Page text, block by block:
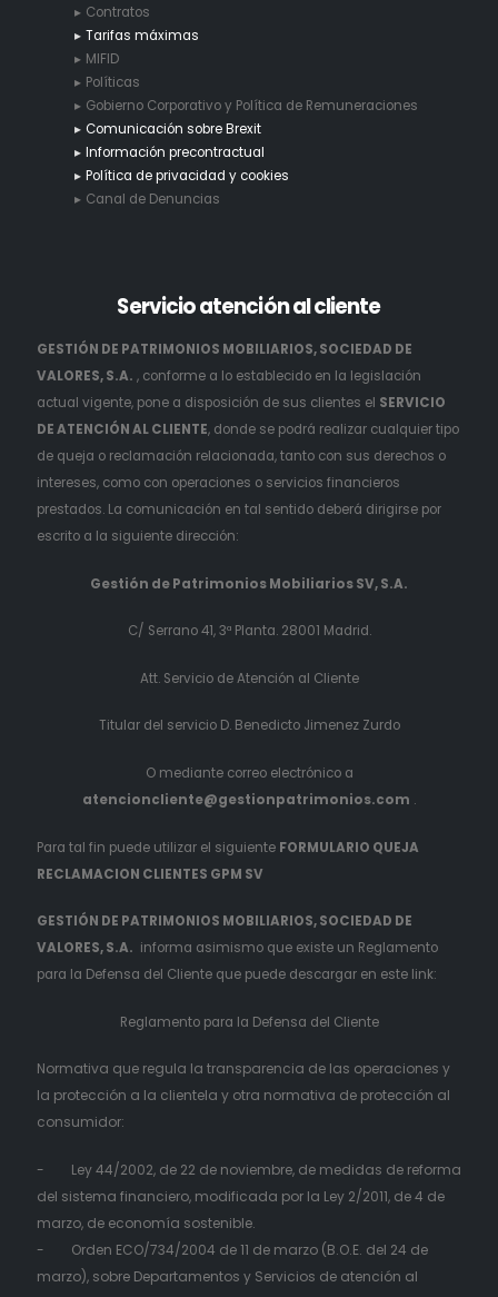
Contratos
Tarifas máximas
MIFID
Políticas
Gobierno Corporativo y Política de Remuneraciones
Comunicación sobre Brexit
Información precontractual
Política de privacidad y cookies
Canal de Denuncias
Servicioatención al cliente
GESTIÓN DE PATRIMONIOS MOBILIARIOS, SOCIEDAD DE
VALORES, S.A. , conforme a lo establecido en la legislación
actual vigente, pone a disposición de sus clientes el SERVICIO
DE ATENCIÓN AL CLIENTE, donde se podrá realizar cualquier tipo
de queja o reclamación relacionada, tanto con sus derechos o
intereses, como con operaciones o servicios financieros
prestados. La comunicación en tal sentido deberá dirigirse por
escrito a la siguiente dirección:
Gestión de Patrimonios Mobiliarios SV, S.A.
C/ Serrano 41, 3ª Planta. 28001 Madrid.
Att. Servicio de Atención al Cliente
Titular del servicio D. Benedicto Jimenez Zurdo
O mediante correo electrónico a
atencioncliente@gestionpatrimonios.com .
Para tal fin puede utilizar el siguiente FORMULARIO QUEJA
RECLAMACION CLIENTES GPM SV
GESTIÓN DE PATRIMONIOS MOBILIARIOS, SOCIEDAD DE
VALORES, S.A. informa asimismo que existe un Reglamento
para la Defensa del Cliente que puede descargar en este link:
Reglamento para la Defensa del Cliente
Normativa que regula la transparencia de las operaciones y
la protección a la clientela y otra normativa de protección al
consumidor:
- Ley 44/2002, de 22 de noviembre, de medidas de reforma
del sistema financiero, modificada por la Ley 2/2011, de 4 de
marzo, de economía sostenible.
- Orden ECO/734/2004 de 11 de marzo (B.O.E. del 24 de
marzo), sobre Departamentos y Servicios de atención al